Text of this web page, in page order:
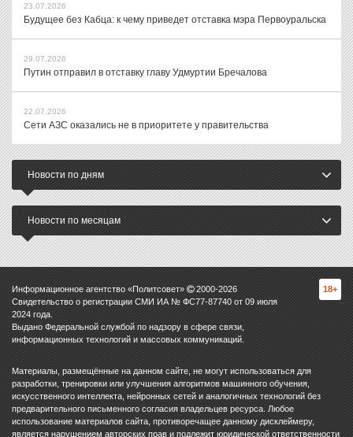
23.07.2026
Будущее без Кабца: к чему приведет отставка мэра Первоуральска
29.07.2026
Путин отправил в отставку главу Удмуртии Бречалова
22.07.2026
Сети АЗС оказались не в приоритете у правительства
Новости по дням
Новости по месяцам
Информационное агентство «Политсовет» 2000-2026
Свидетельство о регистрации СМИ ИА № ФС77-87740 от 09 июля
2024 года.
Выдано Федеральной службой по надзору в сфере связи,
информационных технологий и массовых коммуникаций.
18+
Материалы, размещённые на данном сайте, не могут использоваться для
разработки, тренировки или улучшения алгоритмов машинного обучения,
искусственного интеллекта, нейронных сетей и аналогичных технологий без
предварительного письменного согласия владельцев ресурса. Любое
использование материалов сайта, противоречащее данному дисклеймеру,
является нарушением авторских прав и подлежит юридической ответственности